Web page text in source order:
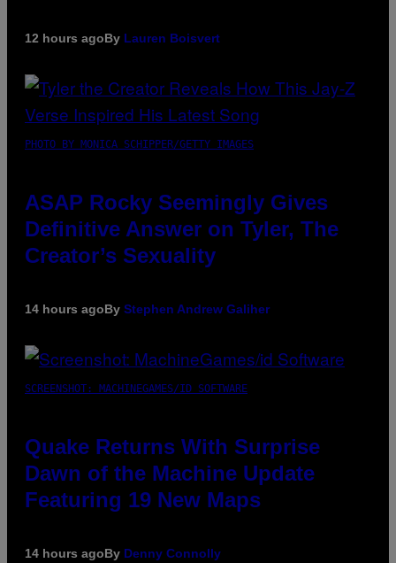
12 hours agoBy Lauren Boisvert
PHOTO BY MONICA SCHIPPER/GETTY IMAGES
ASAP Rocky Seemingly Gives
Definitive Answer on Tyler, The
Creator’s Sexuality
14 hours agoBy Stephen Andrew Galiher
SCREENSHOT: MACHINEGAMES/ID SOFTWARE
Quake Returns With Surprise
Dawn of the Machine Update
Featuring 19 New Maps
14 hours agoBy Denny Connolly